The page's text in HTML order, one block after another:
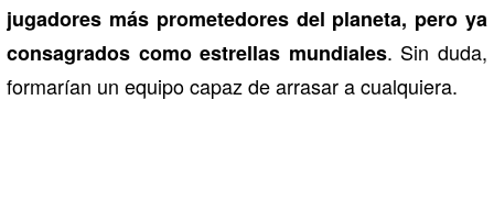
jugadores más prometedores del planeta, pero ya
consagrados como estrellas mundiales. Sin duda,
formarían un equipo capaz de arrasar a cualquiera.